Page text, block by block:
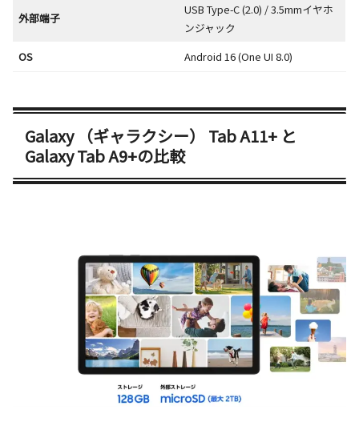
外部端子
USB Type-C (2.0) / 3.5mmイヤホ
ンジャック
OS
Android 16 (One UI 8.0)
Galaxy （ギャラクシー） Tab A11+ と
Galaxy Tab A9+の比較